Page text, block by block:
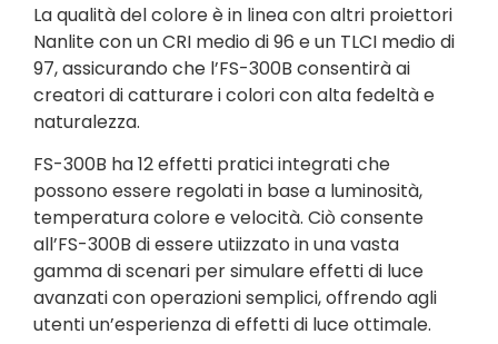
La qualità del colore è in linea con altri proiettori
Nanlite con un CRI medio di 96 e un TLCI medio di
97, assicurando che l’FS-300B consentirà ai
creatori di catturare i colori con alta fedeltà e
naturalezza.
FS-300B ha 12 effetti pratici integrati che
possono essere regolati in base a luminosità,
temperatura colore e velocità. Ciò consente
all’FS-300B di essere utiizzato in una vasta
gamma di scenari per simulare effetti di luce
avanzati con operazioni semplici, offrendo agli
utenti un’esperienza di effetti di luce ottimale.